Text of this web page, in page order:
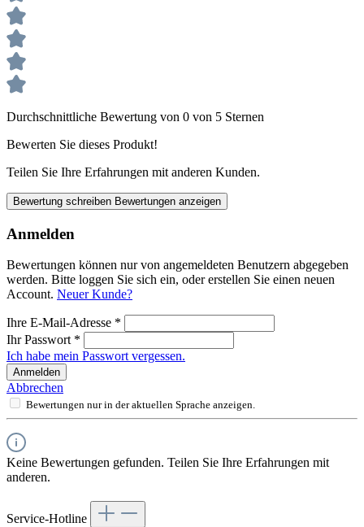
Durchschnittliche Bewertung von 0 von 5 Sternen
Bewerten Sie dieses Produkt!
Teilen Sie Ihre Erfahrungen mit anderen Kunden.
Bewertung schreiben Bewertungen anzeigen
Anmelden
Bewertungen können nur von angemeldeten Benutzern abgegeben
werden. Bitte loggen Sie sich ein, oder erstellen Sie einen neuen
Account. Neuer Kunde?
Ihre E-Mail-Adresse *
Ihr Passwort *
Ich habe mein Passwort vergessen.
Anmelden
Abbrechen
Bewertungen nur in der aktuellen Sprache anzeigen.
Keine Bewertungen gefunden. Teilen Sie Ihre Erfahrungen mit
anderen.
Service-Hotline